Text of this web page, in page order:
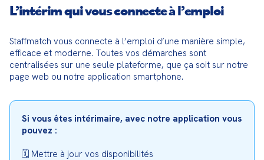
L’intérim qui vous connecte à l’emploi
Staffmatch vous connecte à l’emploi d’une manière simple,
efficace et moderne. Toutes vos démarches sont
centralisées sur une seule plateforme, que ça soit sur notre
page web ou notre application smartphone.
Si vous êtes intérimaire, avec notre application vous
pouvez :
🗓️ Mettre à jour vos disponibilités